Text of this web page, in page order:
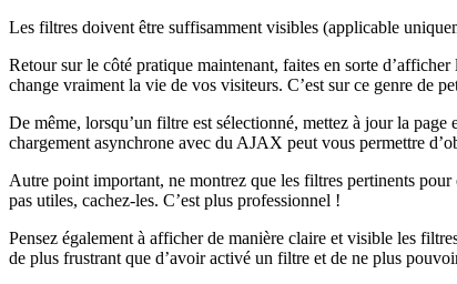
Les filtres doivent être suffisamment visibles (applicable
Retour sur le côté pratique maintenant, faites en sorte
change vraiment la vie de vos visiteurs. C’est sur ce genre de
De même, lorsqu’un filtre est sélectionné, mettez à jour la
chargement asynchrone avec du AJAX peut vous permettre
Autre point important, ne montrez que les filtres pertinents
pas utiles, cachez-les. C’est plus professionnel !
Pensez également à afficher de manière claire et visible les
de plus frustrant que d’avoir activé un filtre et de ne plus